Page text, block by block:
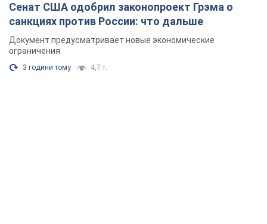
Сенат США одобрил законопроект Грэма о
санкциях против России: что дальше
Документ предусматривает новые экономические
ограничения
3 години тому 4,7 т.